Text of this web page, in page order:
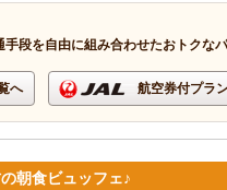
手段を自由に組み合わせたおトクな
へ 航空券付プラ
朝食ビュッフェ♪